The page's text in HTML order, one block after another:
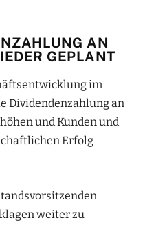
AN
GEPLANT
im
Dividendenzahlung an
und Kunden und
Erfolg
weiter zu